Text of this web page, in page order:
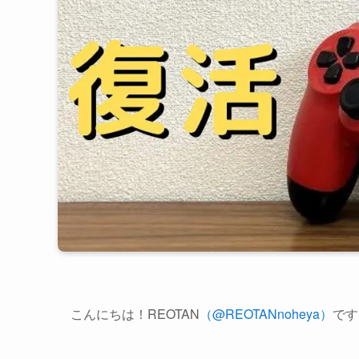
こんにちは！REOTAN （@REOTANnoheya） で